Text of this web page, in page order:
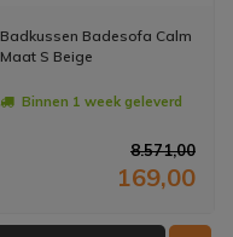
Badkussen Badesofa Calm
Maat S Beige
Binnen 1 week geleverd
8.571,00
169,00